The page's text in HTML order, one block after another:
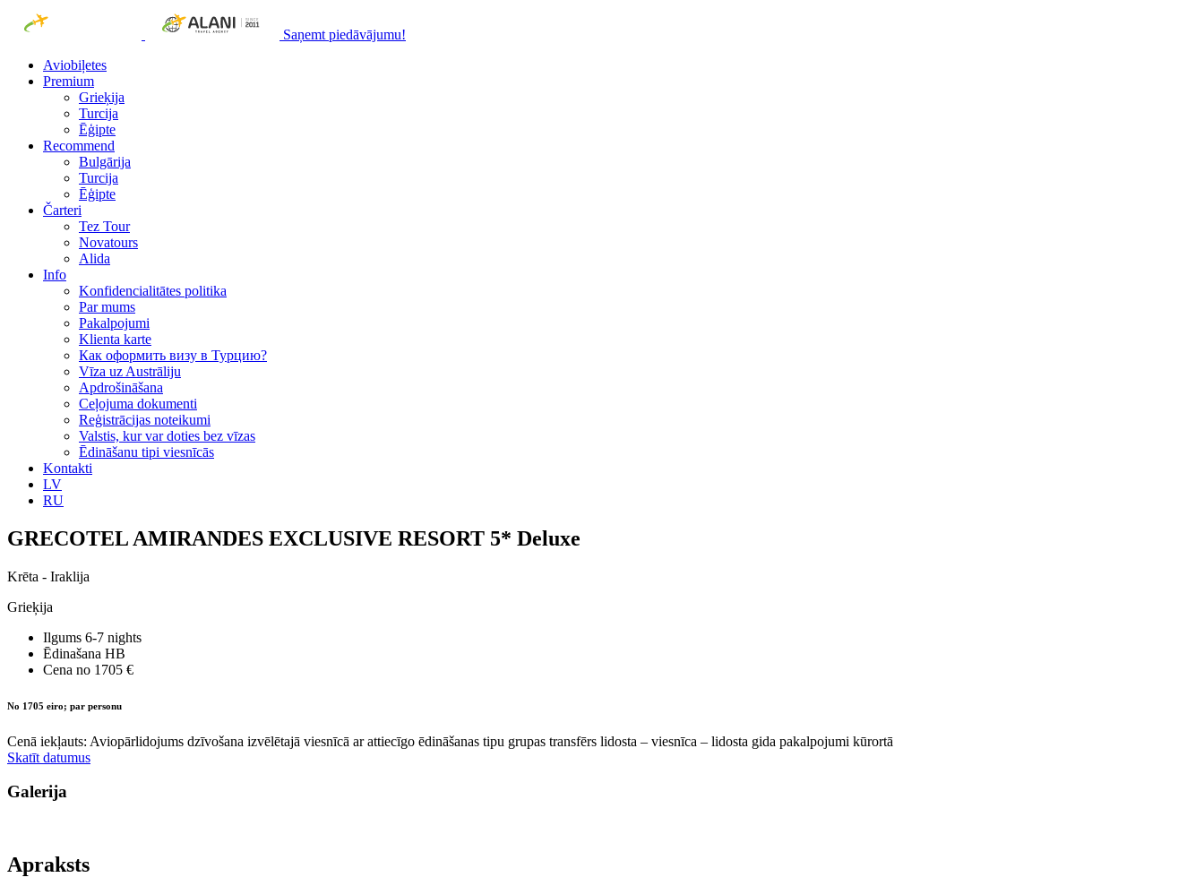
Saņemt piedāvājumu!
Aviobiļetes
Premium
Grieķija
Turcija
Ēģipte
Recommend
Bulgārija
Turcija
Ēģipte
Čarteri
Tez Tour
Novatours
Alida
Info
Konfidencialitātes politika
Par mums
Рakalpojumi
Klienta karte
Как оформить визу в Турцию?
Vīza uz Austrāliju
Apdrošināšana
Ceļojuma dokumenti
Reģistrācijas noteikumi
Valstis, kur var doties bez vīzas
Ēdināšanu tipi viesnīcās
Kontakti
LV
RU
GRECOTEL AMIRANDES EXCLUSIVE RESORT 5* Deluxe
Krēta - Iraklija
Grieķija
Ilgums 6-7 nights
Ēdinašana HB
Cena no 1705 €
No 1705 eiro; par personu
Cenā iekļauts: Aviopārlidojums dzīvošana izvēlētajā viesnīcā ar attiecīgo ēdināšanas tipu grupas transfērs lidosta – viesnīca – lidosta gida pakalpojumi kūrortā
Skatīt datumus
Galerija
Apraksts